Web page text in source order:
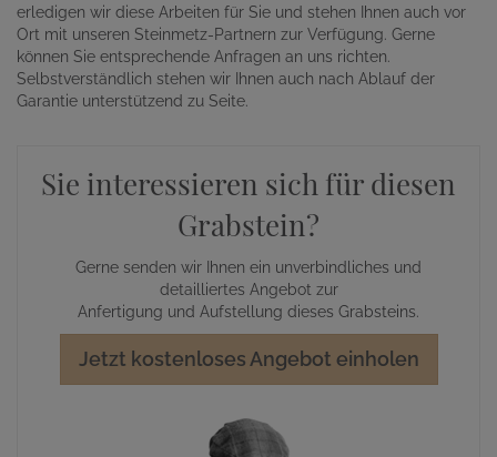
erledigen wir diese Arbeiten für Sie und stehen Ihnen auch vor
Ort mit unseren Steinmetz-Partnern zur Verfügung. Gerne
können Sie entsprechende Anfragen an uns richten.
Selbstverständlich stehen wir Ihnen auch nach Ablauf der
Garantie unterstützend zu Seite.
Sie interessieren sich für diesen
Grabstein?
Gerne senden wir Ihnen ein unverbindliches und
detailliertes Angebot zur
Anfertigung und Aufstellung dieses Grabsteins.
Jetzt kostenloses Angebot einholen